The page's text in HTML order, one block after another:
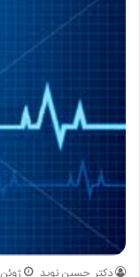
دکتر حسین نوید ژوئن 8, 2014